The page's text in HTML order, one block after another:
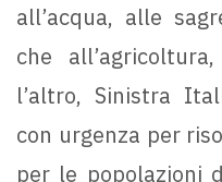
all’acqua, alle
che
l’altro, Sinistra
con urgenza per
per le popolazioni